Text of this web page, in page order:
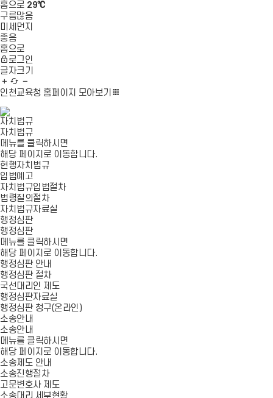
홈으로 29℃
구름많음
미세먼지
좋음
홈으로
로그인
글자크기
글
자
대
새
로 자
인천교육청 홈페이지 모아보기
자치법규
자치법규
메뉴를 클릭하시면
해당 페이지로 이동합니다.
현행자치법규
입법예고
자치법규입법절차
법령질의절차
자치법규자료실
행정심판
행정심판
메뉴를 클릭하시면
해당 페이지로 이동합니다.
행정심판 안내
행정심판 절차
국선대리인 제도
행정심판자료실
행정심판 청구(온라인)
소송안내
소송안내
메뉴를 클릭하시면
해당 페이지로 이동합니다.
소송제도 안내
소송진행절차
고문변호사 제도
소송대리 세부현황